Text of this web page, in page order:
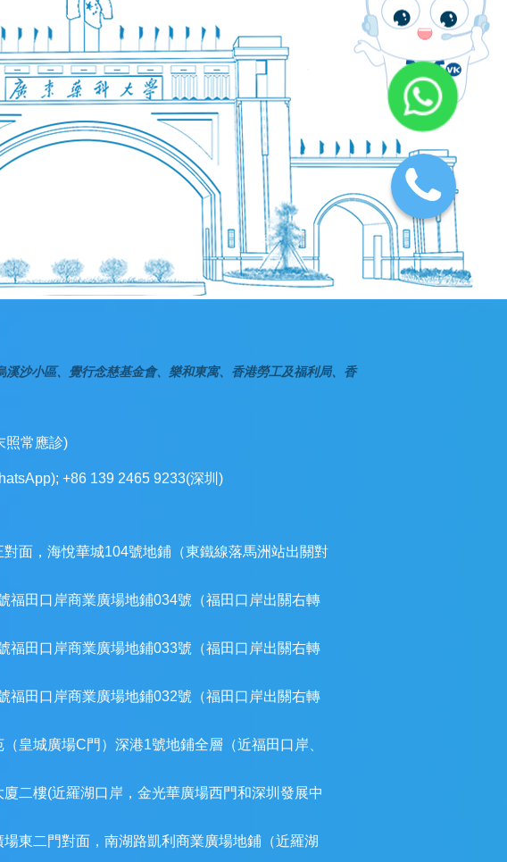
沙小區、覺行念慈基金會、樂和東寓、香港勞工及福利局、香
照常應診)
+86 139 2465 9233(深圳)
面，海悅華城104號地鋪（東鐵線落馬洲站出關對
福田口岸商業廣場地鋪034號（福田口岸出關右轉
福田口岸商業廣場地鋪033號（福田口岸出關右轉
福田口岸商業廣場地鋪032號（福田口岸出關右轉
皇城廣場C門）深港1號地鋪全層（近福田口岸、
二樓(近羅湖口岸，金光華廣場西門和深圳發展中
東二門對面，南湖路凱利商業廣場地鋪（近羅湖